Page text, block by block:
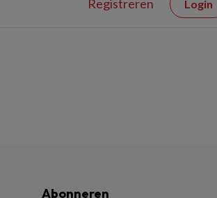
Registreren Login
Abonneren